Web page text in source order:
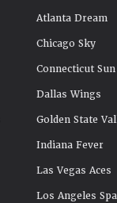
Atlanta Dream
Chicago Sky
Connecticut Sun
Dallas Wings
Golden State
Indiana Fever
Las Vegas Aces
Los Angeles